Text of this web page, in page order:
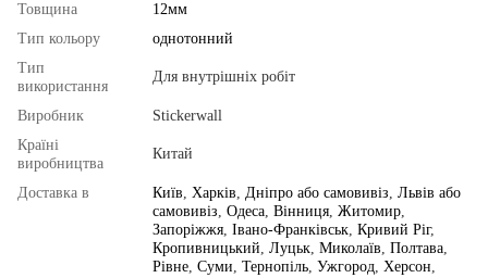
Товщина
12мм
Тип кольору
однотонний
Тип
використання
Для внутрішніх робіт
Виробник
Stickerwall
Країні
виробництва
Китай
Доставка в Київ, Харків, Дніпро або самовивіз, Львів або
самовивіз, Одеса, Вінниця, Житомир,
Запоріжжя, Івано-Франківськ, Кривий Ріг,
Кропивницький, Луцьк, Миколаїв, Полтава,
Рівне, Суми, Тернопіль, Ужгород, Херсон,